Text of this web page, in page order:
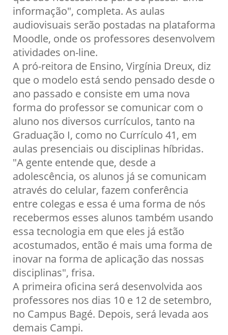
informação", completa. As aulas
audiovisuais serão postadas na plataforma
Moodle, onde os professores desenvolvem
atividades on-line.
A pró-reitora de Ensino, Virgínia Dreux, diz
que o modelo está sendo pensado desde o
ano passado e consiste em uma nova
forma do professor se comunicar com o
aluno nos diversos currículos, tanto na
Graduação I, como no Currículo 41, em
aulas presenciais ou disciplinas híbridas.
"A gente entende que, desde a
adolescência, os alunos já se comunicam
através do celular, fazem conferência
entre colegas e essa é uma forma de nós
recebermos esses alunos também usando
essa tecnologia em que eles já estão
acostumados, então é mais uma forma de
inovar na forma de aplicação das nossas
disciplinas", frisa.
A primeira oficina será desenvolvida aos
professores nos dias 10 e 12 de setembro,
no Campus Bagé. Depois, será levada aos
demais Campi.